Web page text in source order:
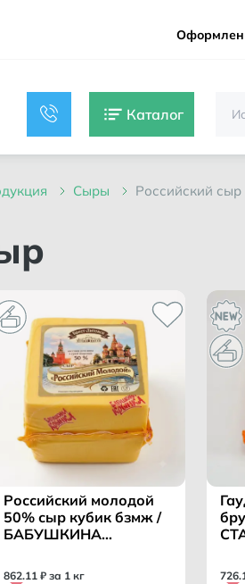
Каталог
сыры российский сыр
Российский молодой
50% сыр кубик бзмж /
БАБУШКИНА
862.11 ₽ за 1 кг
726.